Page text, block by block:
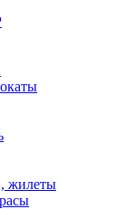
жилеты